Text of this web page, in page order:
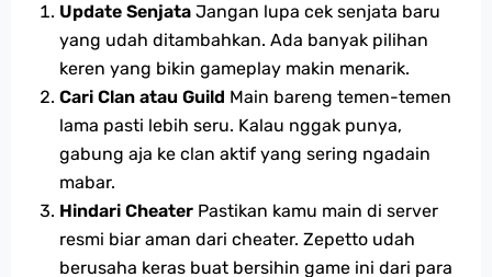
Update Senjata Jangan lupa cek senjata baru
yang udah ditambahkan. Ada banyak pilihan
keren yang bikin gameplay makin menarik.
Cari Clan atau Guild Main bareng temen-temen
lama pasti lebih seru. Kalau nggak punya,
gabung aja ke clan aktif yang sering ngadain
mabar.
Hindari Cheater Pastikan kamu main di server
resmi biar aman dari cheater. Zepetto udah
berusaha keras buat bersihin game ini dari para